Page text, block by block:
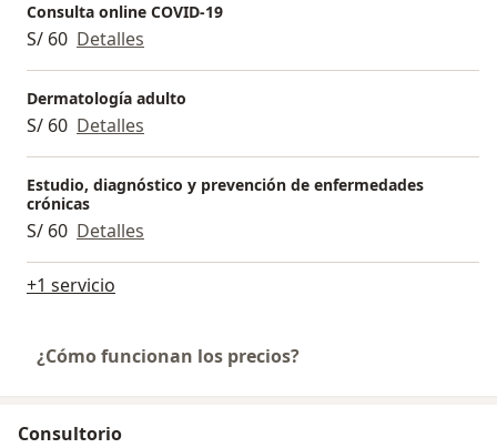
Consulta online COVID-19
S/ 60 Detalles
Dermatología adulto
S/ 60 Detalles
Estudio, diagnóstico y prevención de enfermedades
crónicas
S/ 60 Detalles
+1 servicio
¿Cómo funcionan los precios?
Consultorio